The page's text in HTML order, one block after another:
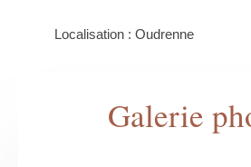
Localisation : Oudrenne
Galerie